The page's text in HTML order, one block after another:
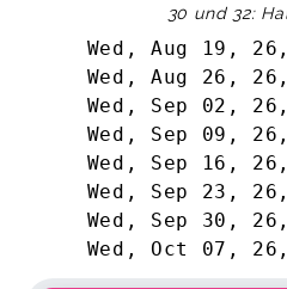
30 und 32:
Wed, Aug 19, 26
Wed, Aug 26, 26
Wed, Sep 02, 26
Wed, Sep 09, 26
Wed, Sep 16, 26
Wed, Sep 23, 26
Wed, Sep 30, 26
Wed, Oct 07, 26